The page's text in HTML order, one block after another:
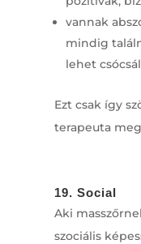
vannak
mindig
lehet
Ezt csak így
terapeuta
19. Social
Aki
szociális